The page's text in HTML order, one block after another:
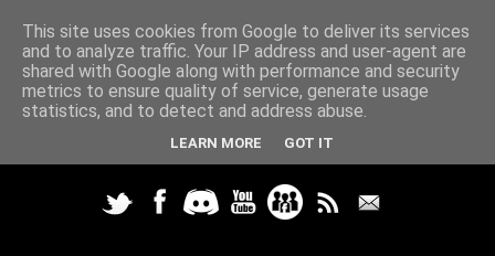
This site uses cookies from Google to deliver its services
and to analyze traffic. Your IP address and user-agent are
shared with Google along with performance and security
metrics to ensure quality of service, generate usage
statistics, and to detect and address abuse.
LEARN MORE GOT IT